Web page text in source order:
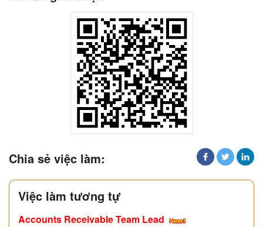
Chia sẻ việc làm:
Việc làm tương tự
Accounts Receivable Team Lead